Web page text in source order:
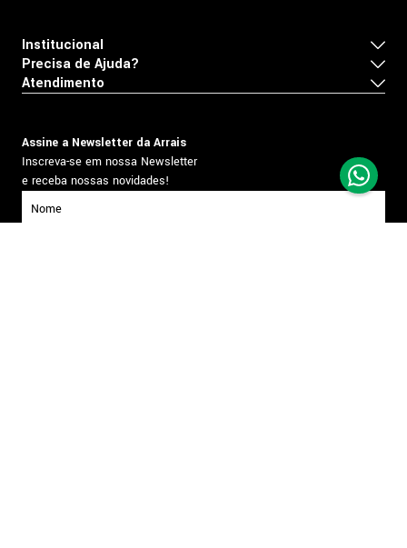
Institucional
Precisa de Ajuda?
Atendimento
Assine a Newsletter da Arrais
Inscreva-se em nossa Newsletter
e receba nossas novidades!